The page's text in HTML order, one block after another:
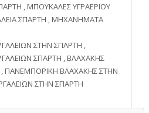
, ΜΠΟΥΚΑΛΕΣ ΥΓΡΑΕΡΙΟΥ
ΣΠΑΡΤΗ , ΜΗΧΑΝΗΜΑΤΑ
ΣΤΗΝ ΣΠΑΡΤΗ ,
ΣΠΑΡΤΗ , ΒΛΑΧΑΚΗΣ
ΠΑΝΕΜΠΟΡΙΚΗ ΒΛΑΧΑΚΗΣ ΣΤΗΝ
ΣΤΗΝ ΣΠΑΡΤΗ